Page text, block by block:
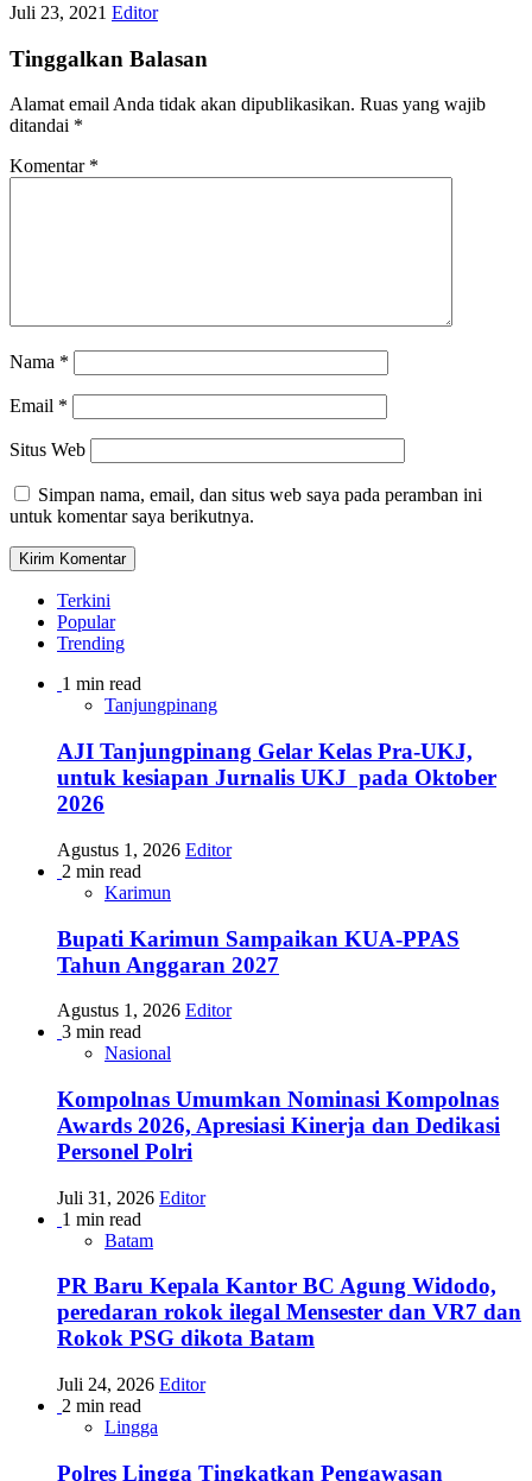
Juli 23, 2021 Editor
Tinggalkan Balasan
Alamat email Anda tidak akan dipublikasikan. Ruas yang wajib
ditandai *
Komentar *
Nama *
Email *
Situs Web
Simpan nama, email, dan situs web saya pada peramban ini
untuk komentar saya berikutnya.
Terkini
Popular
Trending
1 min read
Tanjungpinang
AJI Tanjungpinang Gelar Kelas Pra-UKJ,
untuk kesiapan Jurnalis UKJ pada Oktober
2026
Agustus 1, 2026 Editor
2 min read
Karimun
Bupati Karimun Sampaikan KUA-PPAS
Tahun Anggaran 2027
Agustus 1, 2026 Editor
3 min read
Nasional
Kompolnas Umumkan Nominasi Kompolnas
Awards 2026, Apresiasi Kinerja dan Dedikasi
Personel Polri
Juli 31, 2026 Editor
1 min read
Batam
PR Baru Kepala Kantor BC Agung Widodo,
peredaran rokok ilegal Mensester dan VR7 dan
Rokok PSG dikota Batam
Juli 24, 2026 Editor
2 min read
Lingga
Polres Lingga Tingkatkan Pengawasan